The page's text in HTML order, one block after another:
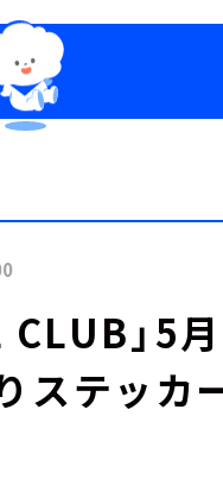
」5
ステッカ